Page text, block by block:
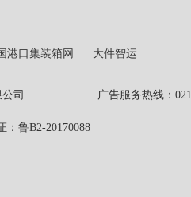
港口集装箱网
大件智运
有限公司 广告服务热线：021-
鲁B2-20170088